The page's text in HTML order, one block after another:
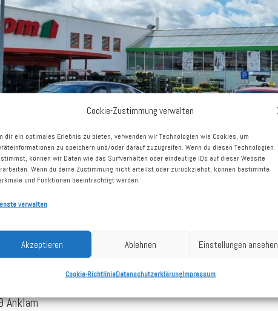
Cookie-Zustimmung verwalten
dir ein optimales Erlebnis zu bieten, verwenden wir Technologien wie Cookies, um
zu speichern und/oder darauf zuzugreifen. Wenn du diesen Technologien
können wir Daten wie das Surfverhalten oder eindeutige IDs auf dieser Website
Wenn du deine Zustimmung nicht erteilst oder zurückziehst, können bestimmte
und Funktionen beeinträchtigt werden.
verwalten
Akzeptieren Ablehnen Einstellungen ansehen
Cookie-RichtlinieDatenschutzerklärungImpressum
Vorpommern
Landstr. 17
Anklam